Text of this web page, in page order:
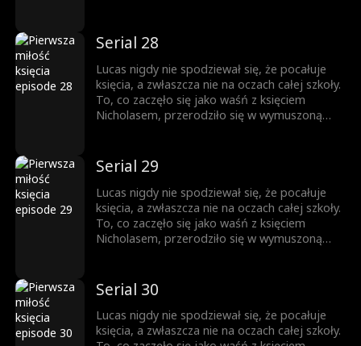
spojrzenie, każde dotknięcie dłoni zbliża ich
do siebie. Ale Nicholas jest rozdarty między
królewskim obowiązkiem a rosnącym
uczuciem do chłopca, którego kiedyś nazywał
wrogiem. Obaj boją się wyznać prawdę... Aż
do momentu, gdy nie da się jej już dłużej
Serial 28
Lucas nigdy nie spodziewał się, że pocałuje
księcia, a zwłaszcza nie na oczach całej szkoły.
To, co zaczęło się jako waśń z księciem
Nicholasem, przerodziło się w wymuszoną
spojrzenie, każde dotknięcie dłoni zbliża ich
do siebie. Ale Nicholas jest rozdarty między
królewskim obowiązkiem a rosnącym
uczuciem do chłopca, którego kiedyś nazywał
wrogiem. Obaj boją się wyznać prawdę... Aż
do momentu, gdy nie da się jej już dłużej
Serial 29
Lucas nigdy nie spodziewał się, że pocałuje
księcia, a zwłaszcza nie na oczach całej szkoły.
To, co zaczęło się jako waśń z księciem
Nicholasem, przerodziło się w wymuszoną
spojrzenie, każde dotknięcie dłoni zbliża ich
do siebie. Ale Nicholas jest rozdarty między
królewskim obowiązkiem a rosnącym
uczuciem do chłopca, którego kiedyś nazywał
Serial 30
Lucas nigdy nie spodziewał się, że pocałuje
księcia, a zwłaszcza nie na oczach całej szkoły.